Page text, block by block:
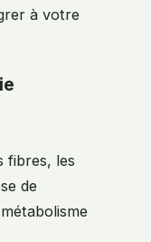
à votre
fibres, les
de